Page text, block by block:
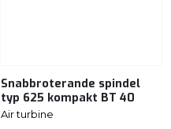
Snabbroterande spindel
typ 625 kompakt BT 40
Air turbine